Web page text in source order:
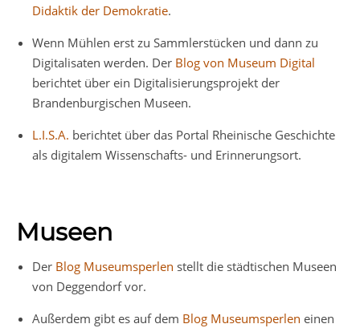
Didaktik der Demokratie.
Wenn Mühlen erst zu Sammlerstücken und dann zu
Digitalisaten werden. Der Blog von Museum Digital
berichtet über ein Digitalisierungsprojekt der
Brandenburgischen Museen.
L.I.S.A. berichtet über das Portal Rheinische Geschichte
als digitalem Wissenschafts- und Erinnerungsort.
Museen
Der Blog Museumsperlen stellt die städtischen Museen
von Deggendorf vor.
Außerdem gibt es auf dem Blog Museumsperlen einen